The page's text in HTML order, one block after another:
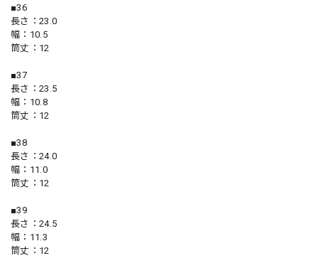
■36
長さ：23.0
幅：10.5
筒丈：12
■37
長さ：23.5
幅：10.8
筒丈：12
■38
長さ：24.0
幅：11.0
筒丈：12
■39
長さ：24.5
幅：11.3
筒丈：12